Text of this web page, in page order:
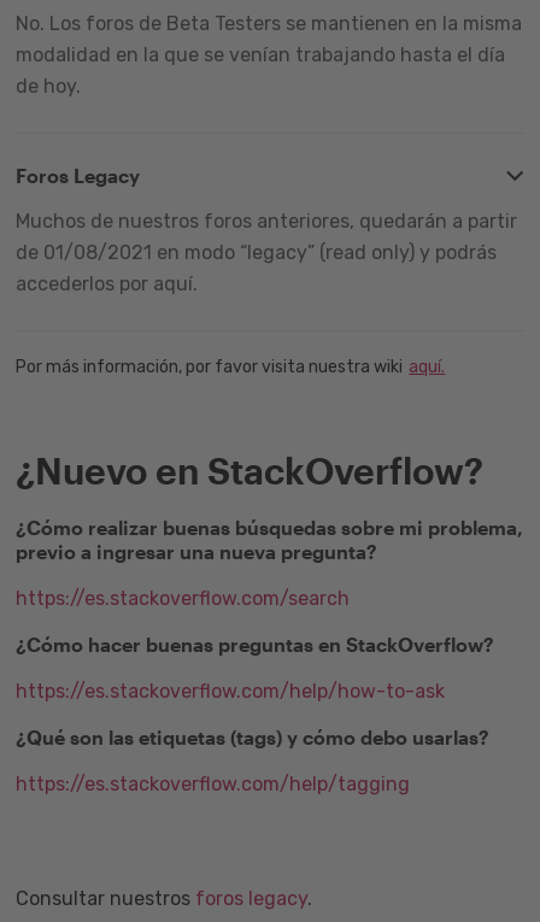
No. Los foros de Beta Testers se mantienen en la misma
modalidad en la que se venían trabajando hasta el día
de hoy.
Foros Legacy
Muchos de nuestros foros anteriores, quedarán a partir
de 01/08/2021 en modo “legacy” (read only) y podrás
accederlos por aquí.
Por más información, por favor visita nuestra wiki aquí.
¿Nuevo en StackOverflow?
¿Cómo realizar buenas búsquedas sobre mi problema,
previo a ingresar una nueva pregunta?
https://es.stackoverflow.com/search
¿Cómo hacer buenas preguntas en StackOverflow?
https://es.stackoverflow.com/help/how-to-ask
¿Qué son las etiquetas (tags) y cómo debo usarlas?
https://es.stackoverflow.com/help/tagging
Consultar nuestros foros legacy.